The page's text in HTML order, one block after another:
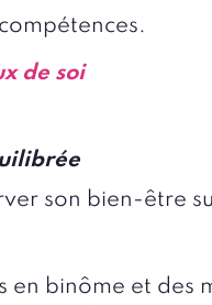
de soi
son bien-être
en binôme et des